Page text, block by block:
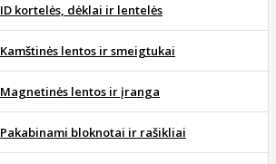
ID kortelės, dėklai ir lentelės
Kamštinės lentos ir smeigtukai
Magnetinės lentos ir įranga
Pakabinami bloknotai ir rašikliai